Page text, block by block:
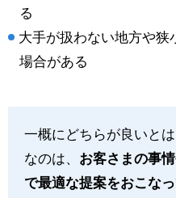
る
大手が扱わない地方や狭
場合がある
一概にどちらが良いと
なのは、 お客さまの事
で最適な提案をおこな